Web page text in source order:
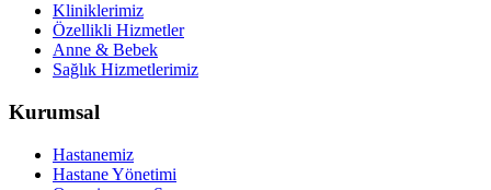
Kliniklerimiz
Özellikli Hizmetler
Anne & Bebek
Sağlık Hizmetlerimiz
Kurumsal
Hastanemiz
Hastane Yönetimi